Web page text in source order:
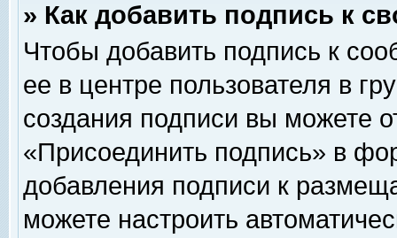
» Как добавить подпись к
Чтобы добавить подпись к
ее в центре пользователя в
создания подписи вы можете
«Присоединить подпись» в
добавления подписи к
можете настроить